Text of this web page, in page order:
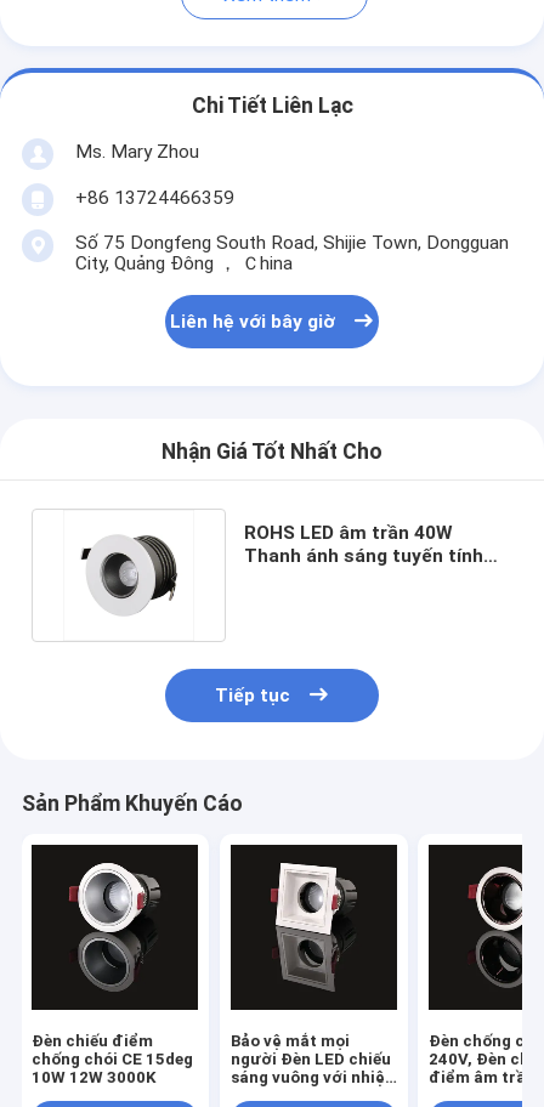
Chi Tiết Liên Lạc
Ms. Mary Zhou
+86 13724466359
Số 75 Dongfeng South Road, Shijie Town, Dongguan
City, Quảng Đông ， Ｃhina
Liên hệ với bây giờ
Nhận Giá Tốt Nhất Cho
ROHS LED âm trần 40W
Thanh ánh sáng tuyến tính
Tiếp tục
Sản Phẩm Khuyến Cáo
Đèn chiếu điểm
chống chói CE 15deg
10W 12W 3000K
Bảo vệ mắt mọi
người Đèn LED chiếu
sáng vuông với nhiệt
Đèn chống
240V, Đèn
điểm âm trần